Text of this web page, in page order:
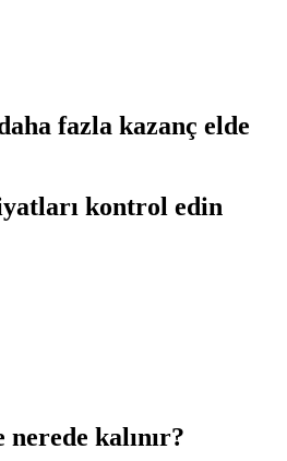
fazla kazanç elde
kontrol edin
kalınır?